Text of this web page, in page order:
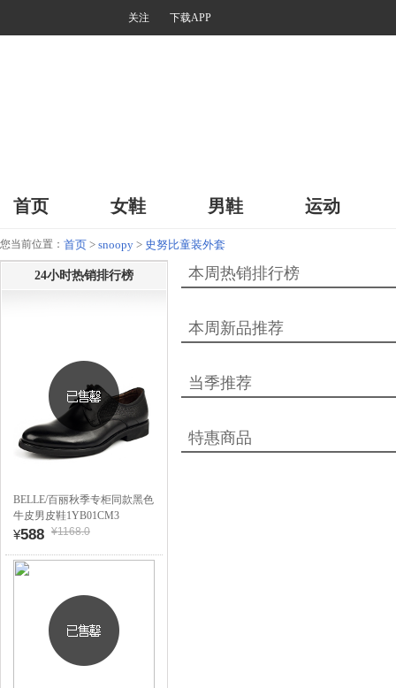
关注 下载APP
首页 女鞋 男鞋 运动
您当前位置： 首页 > snoopy > 史努比童装外套
24小时热销排行榜
BELLE/百丽秋季专柜同款黑色
牛皮男皮鞋1YB01CM3
¥588 ¥1168.0
本周热销排行榜
本周新品推荐
当季推荐
特惠商品